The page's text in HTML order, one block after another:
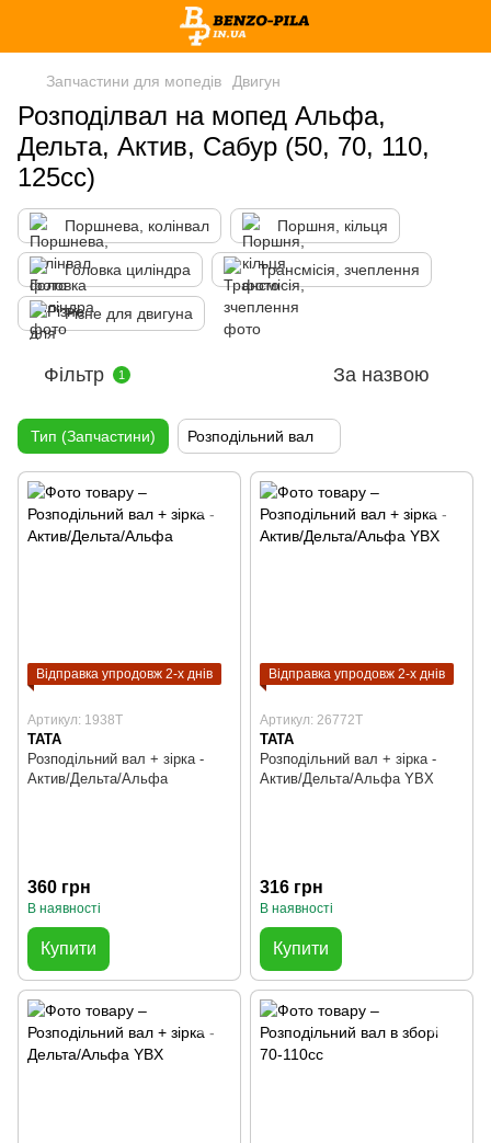
Запчастини для мопедів Двигун
Розподілвал на мопед Альфа,
Дельта, Актив, Сабур (50, 70, 110,
125сс)
Поршнева, колінвал Поршня, кільця
Головка циліндра Трансмісія, зчеплення
Різне для двигуна
Фільтр 1 За назвою
Тип (Запчастини) Розподільний вал
Відправка упродовж 2-х днів
Артикул: 1938T
TATA
Розподільний вал + зірка -
Актив/Дельта/Альфа
360 грн
В наявності
Купити
Відправка упродовж 2-х днів
Артикул: 26772T
TATA
Розподільний вал + зірка -
Актив/Дельта/Альфа YBX
316 грн
В наявності
Купити